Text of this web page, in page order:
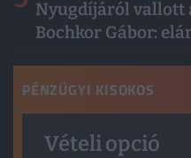
Nyugdíjáról vallott
Bochkor Gábor:
PÉNZÜGYI KISOKOS
Vételi opció